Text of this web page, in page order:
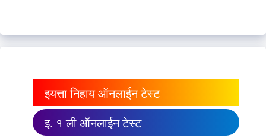
इयत्ता निहाय ऑनलाईन टेस्ट
इ. १ ली ऑनलाईन टेस्ट